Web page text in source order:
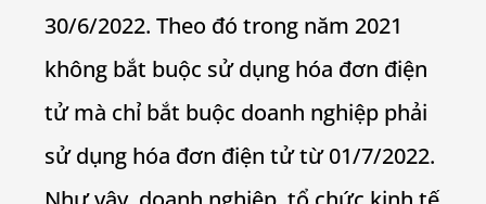
30/6/2022. Theo đó trong năm 2021
không bắt buộc sử dụng hóa đơn điện
tử mà chỉ bắt buộc doanh nghiệp phải
sử dụng hóa đơn điện tử từ 01/7/2022.